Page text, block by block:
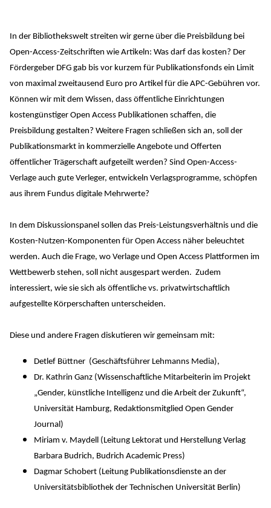
In der Bibliothekswelt streiten wir gerne über die Preisbildung bei
Open-Access-Zeitschriften wie Artikeln: Was darf das kosten? Der
Fördergeber DFG gab bis vor kurzem für Publikationsfonds ein Limit
von maximal zweitausend Euro pro Artikel für die APC-Gebühren vor.
Können wir mit dem Wissen, dass öffentliche Einrichtungen
kostengünstiger Open Access Publikationen schaffen, die
Preisbildung gestalten? Weitere Fragen schließen sich an, soll der
Publikationsmarkt in kommerzielle Angebote und Offerten
öffentlicher Trägerschaft aufgeteilt werden? Sind Open-Access-
Verlage auch gute Verleger, entwickeln Verlagsprogramme, schöpfen
aus ihrem Fundus digitale Mehrwerte?
In dem Diskussionspanel sollen das Preis-Leistungsverhältnis und die
Kosten-Nutzen-Komponenten für Open Access näher beleuchtet
werden. Auch die Frage, wo Verlage und Open Access Plattformen im
Wettbewerb stehen, soll nicht ausgespart werden. Zudem
interessiert, wie sie sich als öffentliche vs. privatwirtschaftlich
aufgestellte Körperschaften unterscheiden.
Diese und andere Fragen diskutieren wir gemeinsam mit:
Detlef Büttner (Geschäftsführer Lehmanns Media),
Dr. Kathrin Ganz (Wissenschaftliche Mitarbeiterin im Projekt
„Gender, künstliche Intelligenz und die Arbeit der Zukunft“,
Universität Hamburg, Redaktionsmitglied Open Gender
Journal)
Miriam v. Maydell (Leitung Lektorat und Herstellung Verlag
Barbara Budrich, Budrich Academic Press)
Dagmar Schobert (Leitung Publikationsdienste an der
Universitätsbibliothek der Technischen Universität Berlin)